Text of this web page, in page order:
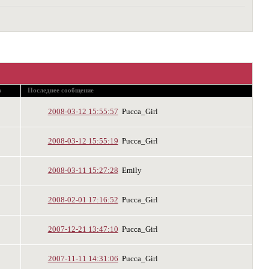
Последнее сообщение
2008-03-12 15:55:57 Pucca_Girl
2008-03-12 15:55:19 Pucca_Girl
2008-03-11 15:27:28 Emily
2008-02-01 17:16:52 Pucca_Girl
2007-12-21 13:47:10 Pucca_Girl
2007-11-11 14:31:06 Pucca_Girl